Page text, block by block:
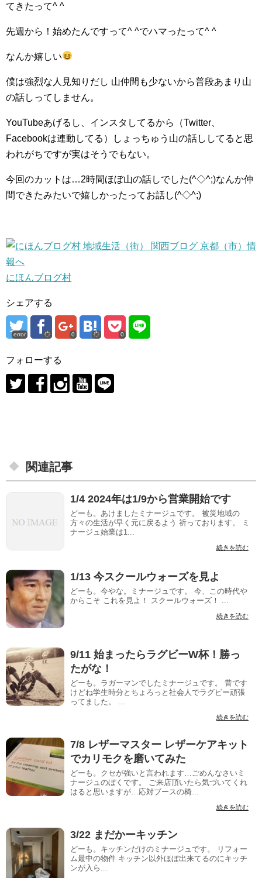
てきたって^ ^
先週から！始めたんですって^ ^でハマったって^ ^
なんか嬉しい
僕は強烈な人見知りだし 山仲間も少ないから普段あまり山
の話しってしません。
YouTubeあげるし、インスタしてるから（Twitter、
Facebookは連動してる）しょっちゅう山の話ししてると思
われがちですが実はそうでもない。
今回のカットは…2時間ほぼ山の話しでした(^◇^;)なんか仲
間できたみたいで嬉しかったってお話し(^◇^;)
にほんブログ村
シェアする
error 0 0
フォローする
関連記事
1/4 2024年は1/9から営業開始です
どーも。あけましたミナージュです。 被災地域の
方々の生活が早く元に戻るよう 祈っております。 ミ
ナージュ始業は1...
続きを読む
1/13 今スクールウォーズを見よ
どーも。今やな。ミナージュです。 今、この時代や
からこそ これを見よ！ スクールウォーズ！ ...
続きを読む
9/11 始まったらラグビーW杯！勝っ
たがな！
どーも。ラガーマンでしたミナージュです。 昔です
けどね学生時分とちょろっと社会人でラグビー頑張
ってました。 ...
続きを読む
7/8 レザーマスター レザーケアキット
でカリモクを磨いてみた
どーも。クセが強いと言われます…ごめんなさいミ
ナージュのぼくです。 ご来店頂いたら気づいてくれ
はると思いますが…応対ブースの椅...
続きを読む
3/22 まだかーキッチン
どーも。キッチンだけのミナージュです。 リフォー
ム最中の物件 キッチン以外ほぼ出来てるのにキッチ
ンが入ら...